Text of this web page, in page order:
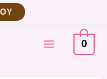
MAIN
MENU
0